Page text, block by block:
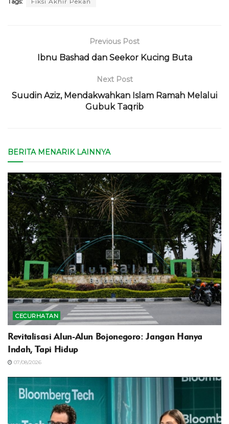
Previous Post
Ibnu Bashad dan Seekor Kucing Buta
Next Post
Suudin Aziz, Mendakwahkan Islam Ramah Melalui
Gubuk Taqrib
BERITA MENARIK LAINNYA
CECURHATAN
Revitalisasi Alun-Alun Bojonegoro: Jangan Hanya
Indah, Tapi Hidup
07/08/2026